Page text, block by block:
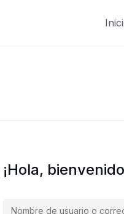
¡Hola,